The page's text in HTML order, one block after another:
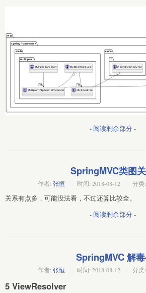
- 阅读剩余部分 -
SpringMVC类图
作者: 张恒 时间: 2018-08-12 分类:
关系有点多，可能没法看，不过还算比较全。
- 阅读剩余部分 -
SpringMVC 解
作者: 张恒 时间: 2018-08-12 分类:
5 ViewResolver